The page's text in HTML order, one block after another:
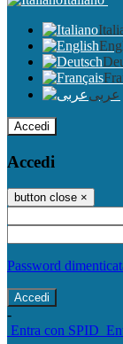
عربى
Accedi
Accedi
button close ×
Password
-
Entra con SPID